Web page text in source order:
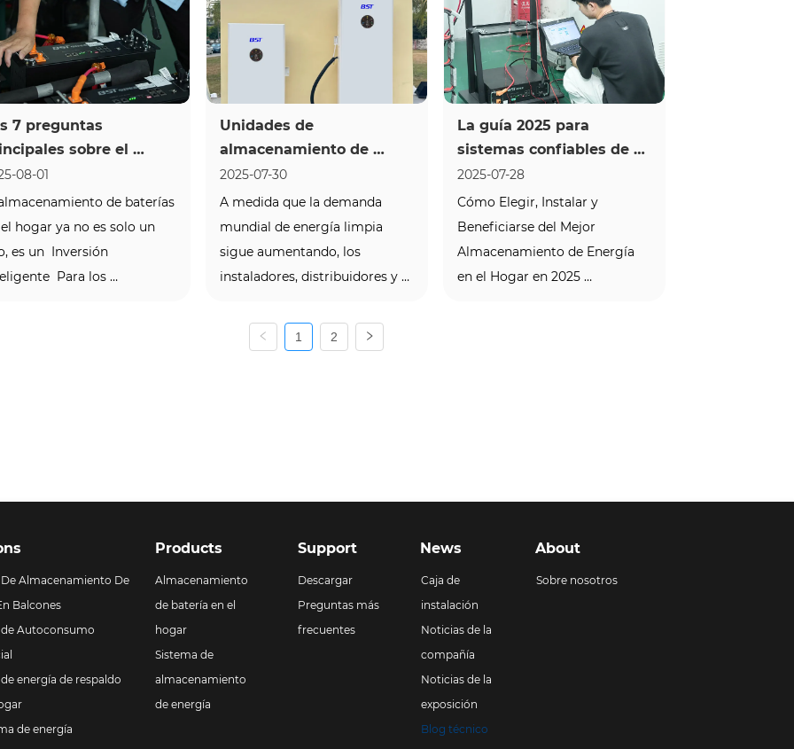
viva en un lugar
frío helado o const...
"bloques de construcción":
puede expandirlo en cualquier
momento para sat...
electricidad siguen
aumentando, especialmente
en Europa y pa...
7 preguntas
sobre el
de
en el hogar -
por
08-01
de baterías
hogar ya no es solo un
es un  Inversión
Para los
Unidades de
almacenamiento de
energía en el hogar del
sistema todo en uno:
instalación más rápida,
mayores ganancias
2025-07-30
A medida que la demanda
mundial de energía limpia
sigue aumentando, los
instaladores, distribuidores y
formas eficientes de escalar
sus operaciones. Una de las
La guía 2025 para
sistemas confiables de
almacenamiento de
baterías en el hogar
2025-07-28
Cómo Elegir, Instalar y
Beneficiarse del Mejor
Almacenamiento de Energía
en el Hogar en 2025
1 2
Almacenamiento De
Balcones
Autoconsumo
energía de respaldo
de energía
Products
Almacenamiento
de batería en el
hogar
Sistema de
almacenamiento
de energía
Support
Descargar
Preguntas más
frecuentes
News
Caja de
instalación
Noticias de la
compañía
Noticias de la
exposición
Blog técnico
About
Sobre nosotros